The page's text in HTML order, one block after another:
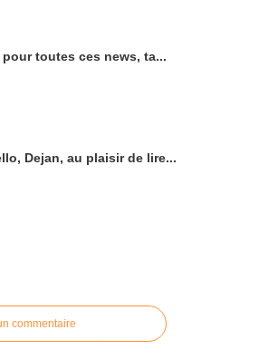
toutes ces news, ta...
Dejan, au plaisir de lire...
commentaire